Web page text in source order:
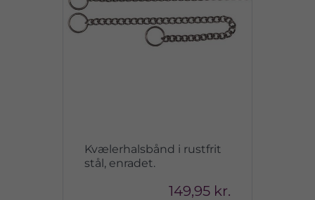
Kvælerhalsbånd i rustfrit
stål, enradet.
149,95 kr.